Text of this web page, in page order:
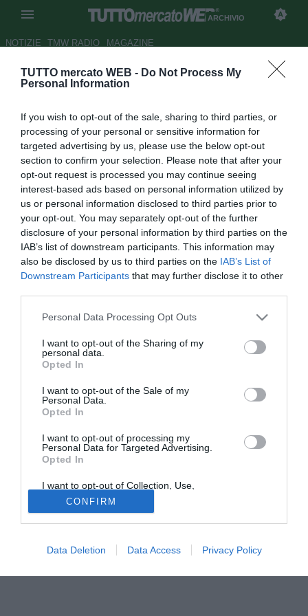
TUTTO mercato WEB - Do Not Process My
Personal Information
If you wish to opt-out of the sale, sharing to third parties, or
processing of your personal or sensitive information for
targeted advertising by us, please use the below opt-out
section to confirm your selection. Please note that after your
opt-out request is processed you may continue seeing
interest-based ads based on personal information utilized by
us or personal information disclosed to third parties prior to
your opt-out. You may separately opt-out of the further
disclosure of your personal information by third parties on the
IAB’s list of downstream participants. This information may
also be disclosed by us to third parties on the IAB’s List of
Downstream Participants that may further disclose it to other
Personal Data Processing Opt Outs
I want to opt-out of the Sharing of my
personal data.
Opted In
I want to opt-out of the Sale of my
Personal Data.
Opted In
I want to opt-out of processing my
Personal Data for Targeted Advertising.
Opted In
I want to opt-out of Collection, Use,
Retention, Sale, and/or Sharing of my
Personal Data that Is Unrelated with the
Purposes for which it was collected.
Opted Out
CONFIRM
Data Deletion Data Access Privacy Policy
ARCHIVIO
NOTIZIE TMW RADIO MAGAZINE
Liga: da Tacchinardi la prima
Autore Maurizio Libriani
29.08.2006 16:26
vedi letture
Il centrocampista italiano del Villarreal Alessio Tacchinardi
anche vincere, e farlo con una squadra di stelle è facile,
ma al momento il Real gioca male. In Spagna piace che si
giochi sempre al calcio. Questo Real vincerà tante partite
per 1-0 o pareggerà 0-0 perchè la mentalità del tecnico è
difensiva. È un atteggiamento italiano, nel quale l'obiettivo
è non prendere gol".
Tutte le partite di Serie A della tua squadra. Attiva l’Offerta di
TIMVISION con DAZN!